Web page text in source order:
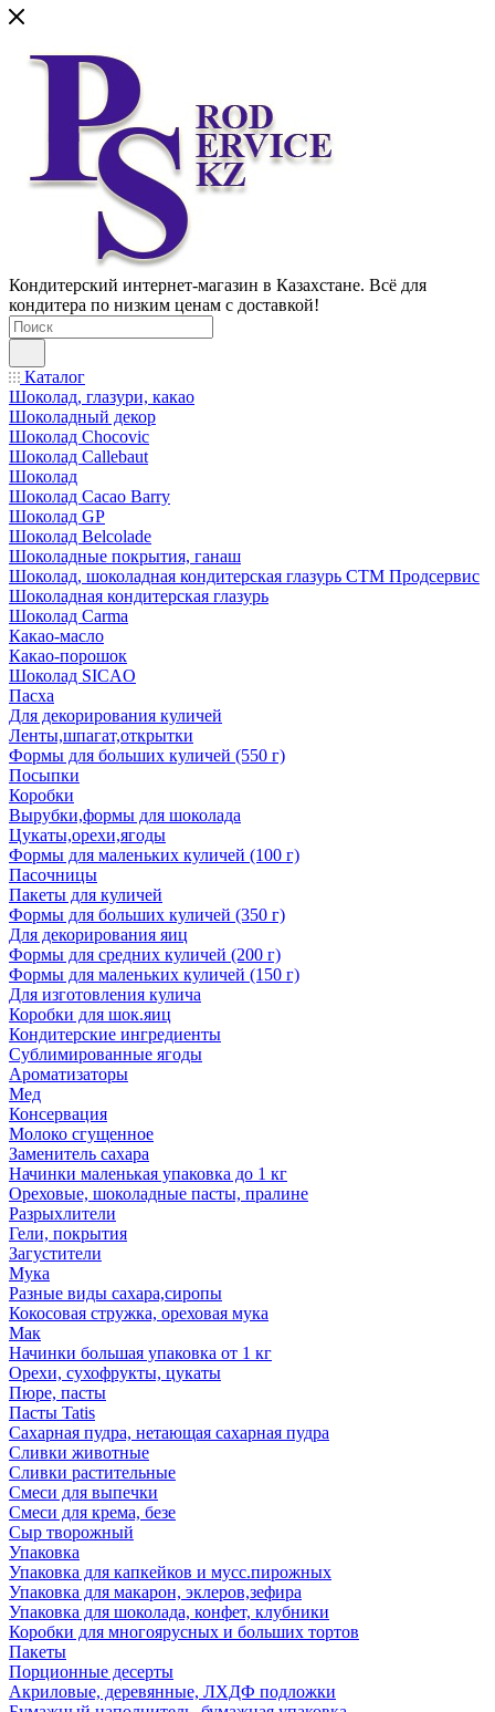
Кондитерский интернет-магазин в Казахстане. Всё для
кондитера по низким ценам с доставкой!
Каталог
Шоколад, глазури, какао
Шоколадный декор
Шоколад Chocovic
Шоколад Callebaut
Шоколад
Шоколад Cacao Barry
Шоколад GP
Шоколад Belcolade
Шоколадные покрытия, ганаш
Шоколад, шоколадная кондитерская глазурь СТМ Продсервис
Шоколадная кондитерская глазурь
Шоколад Carma
Какао-масло
Какао-порошок
Шоколад SICAO
Пасха
Для декорирования куличей
Ленты,шпагат,открытки
Формы для больших куличей (550 г)
Посыпки
Коробки
Вырубки,формы для шоколада
Цукаты,орехи,ягоды
Формы для маленьких куличей (100 г)
Пасочницы
Пакеты для куличей
Формы для больших куличей (350 г)
Для декорирования яиц
Формы для средних куличей (200 г)
Формы для маленьких куличей (150 г)
Для изготовления кулича
Коробки для шок.яиц
Кондитерские ингредиенты
Сублимированные ягоды
Ароматизаторы
Мед
Консервация
Молоко сгущенное
Заменитель сахара
Начинки маленькая упаковка до 1 кг
Ореховые, шоколадные пасты, пралине
Разрыхлители
Гели, покрытия
Загустители
Мука
Разные виды сахара,сиропы
Кокосовая стружка, ореховая мука
Мак
Начинки большая упаковка от 1 кг
Орехи, сухофрукты, цукаты
Пюре, пасты
Пасты Tatis
Сахарная пудра, нетающая сахарная пудра
Сливки животные
Сливки растительные
Смеси для выпечки
Смеси для крема, безе
Сыр творожный
Упаковка
Упаковка для капкейков и мусс.пирожных
Упаковка для макарон, эклеров,зефира
Упаковка для шоколада, конфет, клубники
Коробки для многоярусных и больших тортов
Пакеты
Порционные десерты
Акриловые, деревянные, ЛХДФ подложки